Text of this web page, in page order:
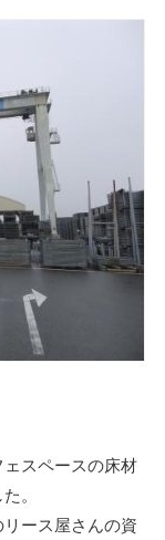
スペースの床材
。
ース屋さんの資